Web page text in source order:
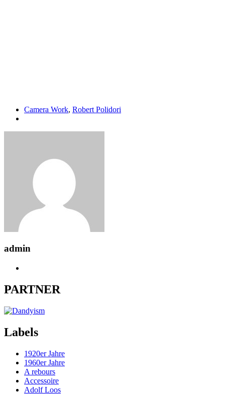
Camera Work, Robert Polidori
admin
PARTNER
Labels
1920er Jahre
1960er Jahre
A rebours
Accessoire
Adolf Loos